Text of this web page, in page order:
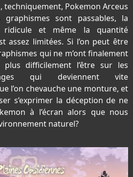
techniquement, Pokemon Arceus
sont passables, la
ridicule et même la quantité
assez limitées. Si l’on peut être
qui ne m’ont finalement
difficilement l’être sur les
qui deviennent vite
l’on chevauche une monture, et
s’exprimer la déception de ne
à l’écran alors que nous
naturel?